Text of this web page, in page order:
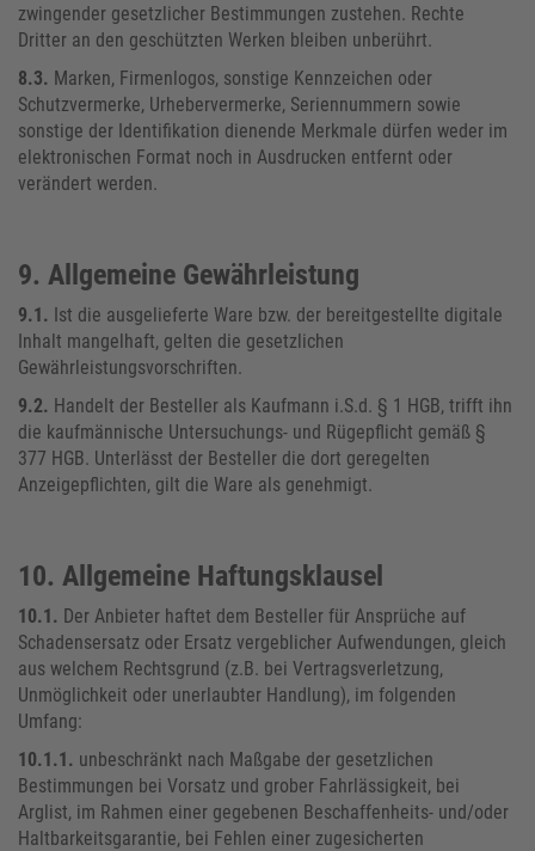
zwingender gesetzlicher Bestimmungen zustehen. Rechte
Dritter an den geschützten Werken bleiben unberührt.
8.3. Marken, Firmenlogos, sonstige Kennzeichen oder
Schutzvermerke, Urhebervermerke, Seriennummern sowie
sonstige der Identifikation dienende Merkmale dürfen weder im
elektronischen Format noch in Ausdrucken entfernt oder
verändert werden.
9. Allgemeine Gewährleistung
9.1. Ist die ausgelieferte Ware bzw. der bereitgestellte digitale
Inhalt mangelhaft, gelten die gesetzlichen
Gewährleistungsvorschriften.
9.2. Handelt der Besteller als Kaufmann i.S.d. § 1 HGB, trifft ihn
die kaufmännische Untersuchungs- und Rügepflicht gemäß §
377 HGB. Unterlässt der Besteller die dort geregelten
Anzeigepflichten, gilt die Ware als genehmigt.
10. Allgemeine Haftungsklausel
10.1. Der Anbieter haftet dem Besteller für Ansprüche auf
Schadensersatz oder Ersatz vergeblicher Aufwendungen, gleich
aus welchem Rechtsgrund (z.B. bei Vertragsverletzung,
Unmöglichkeit oder unerlaubter Handlung), im folgenden
Umfang:
10.1.1. unbeschränkt nach Maßgabe der gesetzlichen
Bestimmungen bei Vorsatz und grober Fahrlässigkeit, bei
Arglist, im Rahmen einer gegebenen Beschaffenheits- und/oder
Haltbarkeitsgarantie, bei Fehlen einer zugesicherten